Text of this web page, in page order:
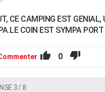
CE CAMPING EST GENIAL,
COIN EST SYMPA
0
3 / 8